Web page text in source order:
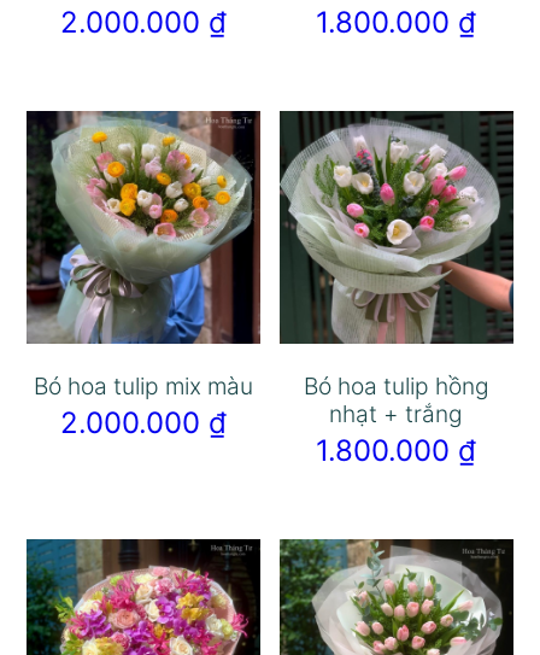
2.000.000 ₫ 1.800.000 ₫
Bó hoa tulip mix màu
2.000.000 ₫
Bó hoa tulip hồng
nhạt + trắng
1.800.000 ₫